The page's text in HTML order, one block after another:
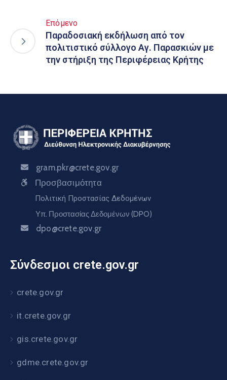
Επόμενο
Παραδοσιακή εκδήλωση από τον
πολιτιστικό σύλλογο Αγ. Παρασκιών με
την στήριξη της Περιφέρειας Κρήτης
gram.pkr@crete.gov.gr
Προσβασιμότητα
Πολιτική Προστασίας Δεδομένων
Υπ. Προστασίας Δεδομένων (DPO)
dpo@crete.gov.gr
Σύνδεσμοι crete.gov.gr
crete.gov.gr
it.crete.gov.gr
gis.crete.gov.gr
gdme.crete.gov.gr